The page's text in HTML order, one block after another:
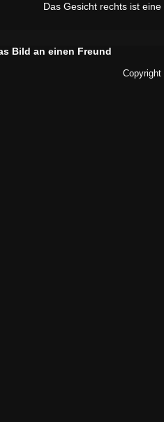
Das Gesicht rechts ist
Bild an einen Freund